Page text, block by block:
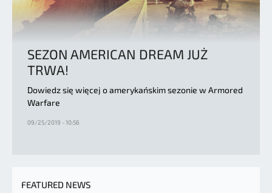
SEZON AMERICAN DREAM JUŻ
TRWA!
Dowiedz się więcej o amerykańskim sezonie w Armored
Warfare
09/25/2019 - 10:56
FEATURED NEWS